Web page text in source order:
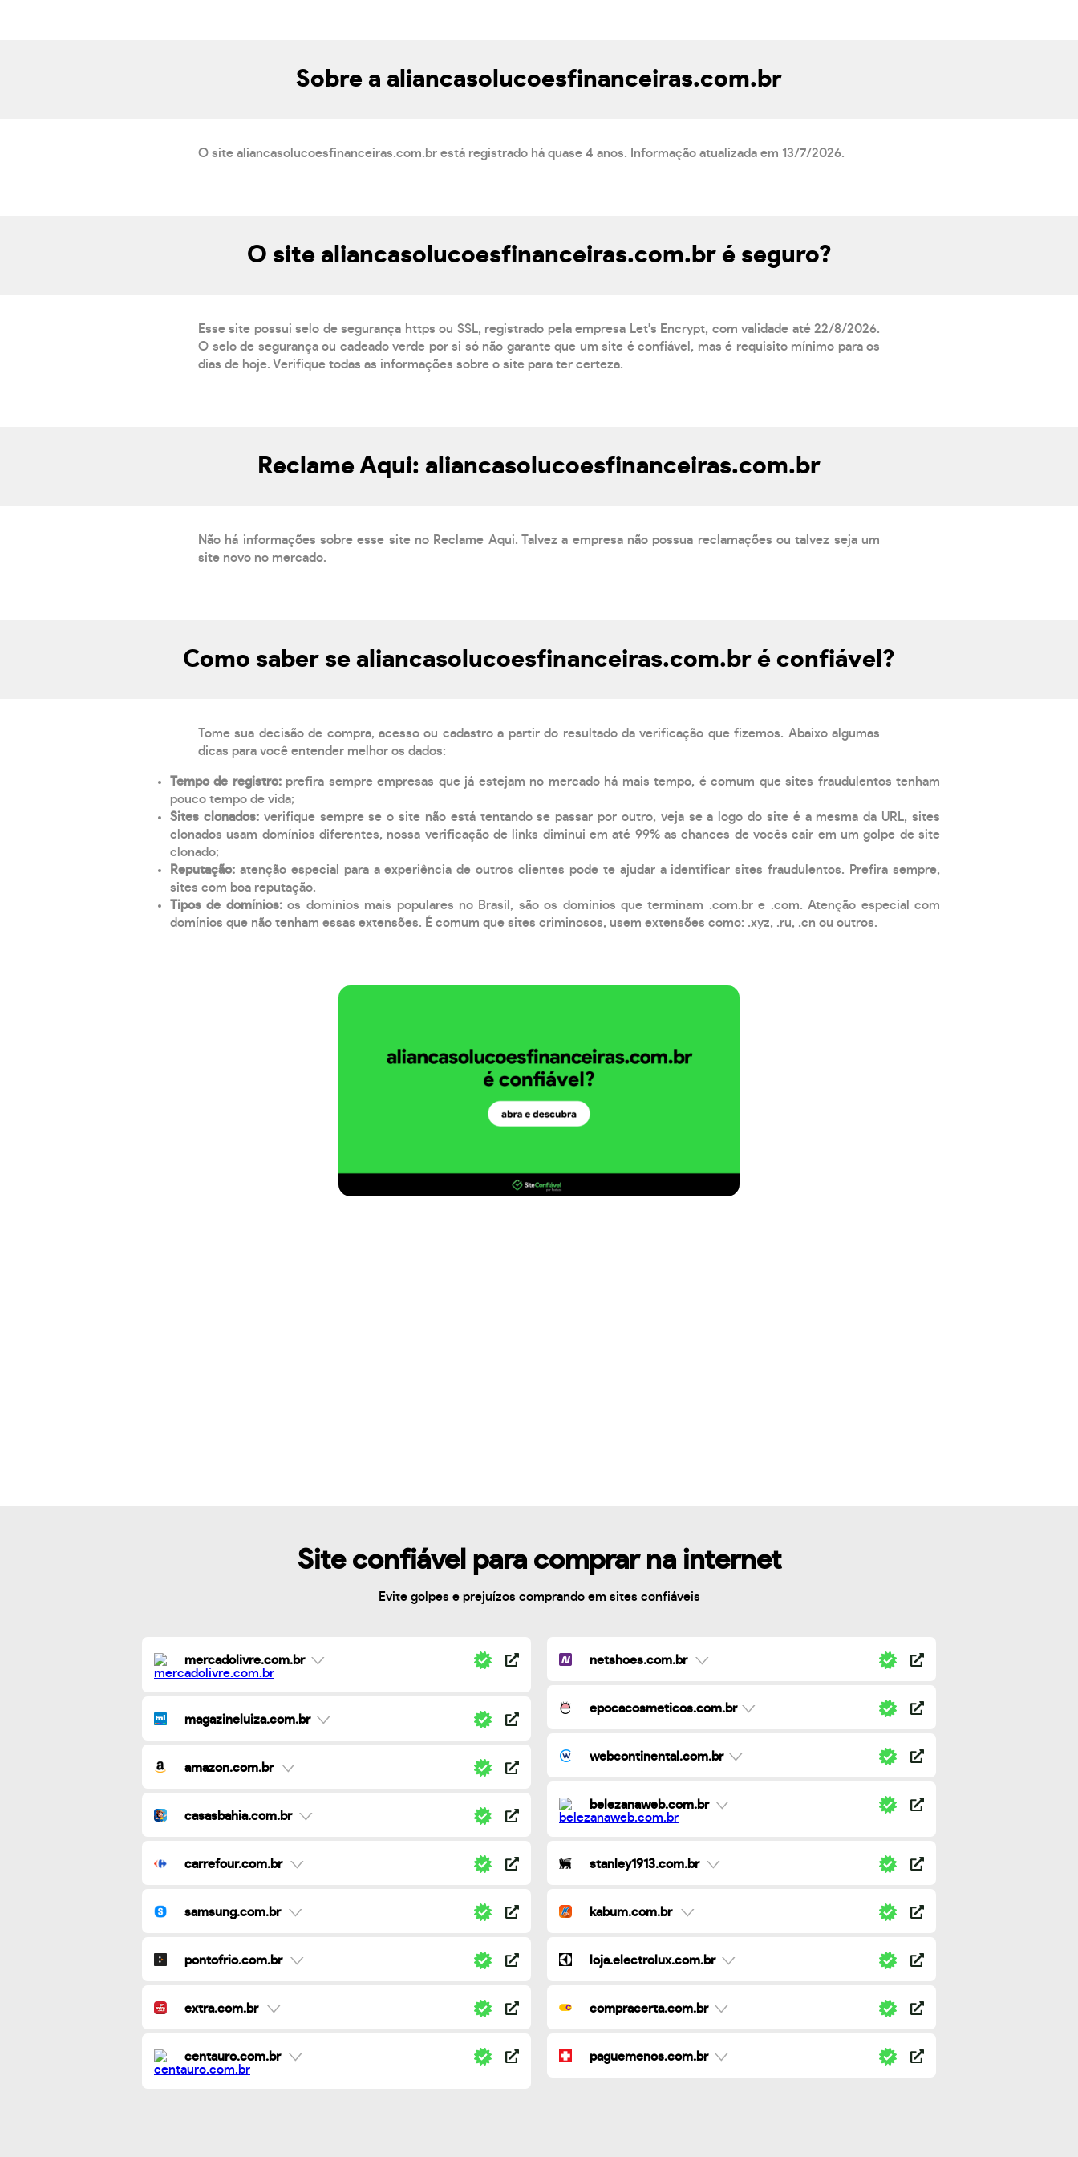
Sobre a aliancasolucoesfinanceiras.com.br
O site aliancasolucoesfinanceiras.com.br está registrado há quase 4 anos. Informação atualizada em 13/7/2026.
O site aliancasolucoesfinanceiras.com.br é seguro?
Esse site possui selo de segurança https ou SSL, registrado pela empresa Let's Encrypt, com validade até 22/8/2026.
O selo de segurança ou cadeado verde por si só não garante que um site é confiável, mas é requisito mínimo para os
dias de hoje. Verifique todas as informações sobre o site para ter certeza.
Reclame Aqui: aliancasolucoesfinanceiras.com.br
Não há informações sobre esse site no Reclame Aqui. Talvez a empresa não possua reclamações ou talvez seja um
site novo no mercado.
Como saber se aliancasolucoesfinanceiras.com.br é confiável?
Tome sua decisão de compra, acesso ou cadastro a partir do resultado da verificação que fizemos. Abaixo algumas
dicas para você entender melhor os dados:
Tempo de registro: prefira sempre empresas que já estejam no mercado há mais tempo, é comum que sites fraudulentos tenham
pouco tempo de vida;
Sites clonados: verifique sempre se o site não está tentando se passar por outro, veja se a logo do site é a mesma da URL, sites
clonados usam domínios diferentes, nossa verificação de links diminui em até 99% as chances de vocês cair em um golpe de site
clonado;
Reputação: atenção especial para a experiência de outros clientes pode te ajudar a identificar sites fraudulentos. Prefira sempre,
sites com boa reputação.
Tipos de domínios:os domínios mais populares no Brasil, são os domínios que terminam .com.br e .com. Atenção especial com
domínios que não tenham essas extensões. É comum que sites criminosos, usem extensões como: .xyz, .ru, .cn ou outros.
Site confiável para comprar na internet
Evite golpes e prejuízos comprando em sites confiáveis
mercadolivre.com.br
magazineluiza.com.br
amazon.com.br
casasbahia.com.br
carrefour.com.br
samsung.com.br
pontofrio.com.br
extra.com.br
centauro.com.br
netshoes.com.br
epocacosmeticos.com.br
webcontinental.com.br
belezanaweb.com.br
stanley1913.com.br
kabum.com.br
loja.electrolux.com.br
compracerta.com.br
paguemenos.com.br